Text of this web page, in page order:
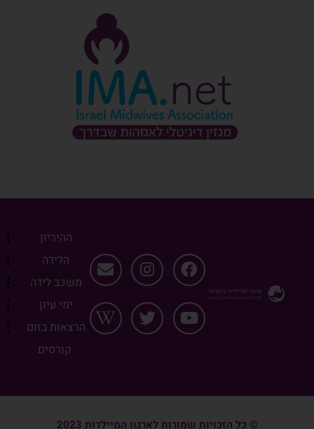
ההיריון
הלידה
משכב לידה
ימי עיון
הרצאות בזום
קורסים
© כל הזכויות שמורות לארגון המיילדות 2023